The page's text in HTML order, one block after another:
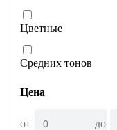
Цветные
Средних тонов
Цена
от до